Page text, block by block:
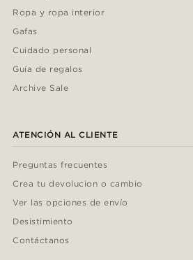
Ropa y ropa interior
Gafas
Cuidado personal
Guía de regalos
Archive Sale
ATENCIÓN AL CLIENTE
Preguntas frecuentes
Crea tu devolucion o cambio
Ver las opciones de envío
Desistimiento
Contáctanos